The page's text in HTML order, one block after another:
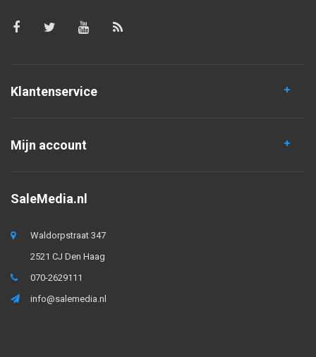
Klantenservice
Mijn account
SaleMedia.nl
Waldorpstraat 347
2521 CJ Den Haag
070-2629111
info@salemedia.nl